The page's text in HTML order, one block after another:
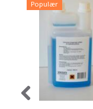
Populær